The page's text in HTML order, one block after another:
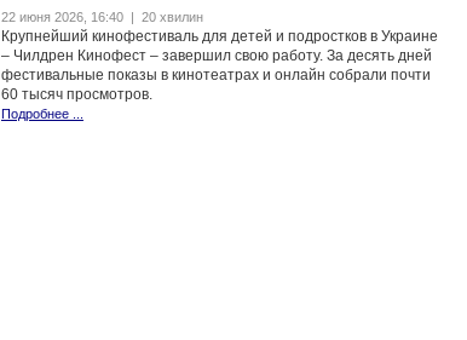
22 июня 2026, 16:40 | 20 хвилин
Крупнейший кинофестиваль для детей и подростков в Украине
– Чилдрен Кинофест – завершил свою работу. За десять дней
фестивальные показы в кинотеатрах и онлайн собрали почти
60 тысяч просмотров.
Подробнее ...